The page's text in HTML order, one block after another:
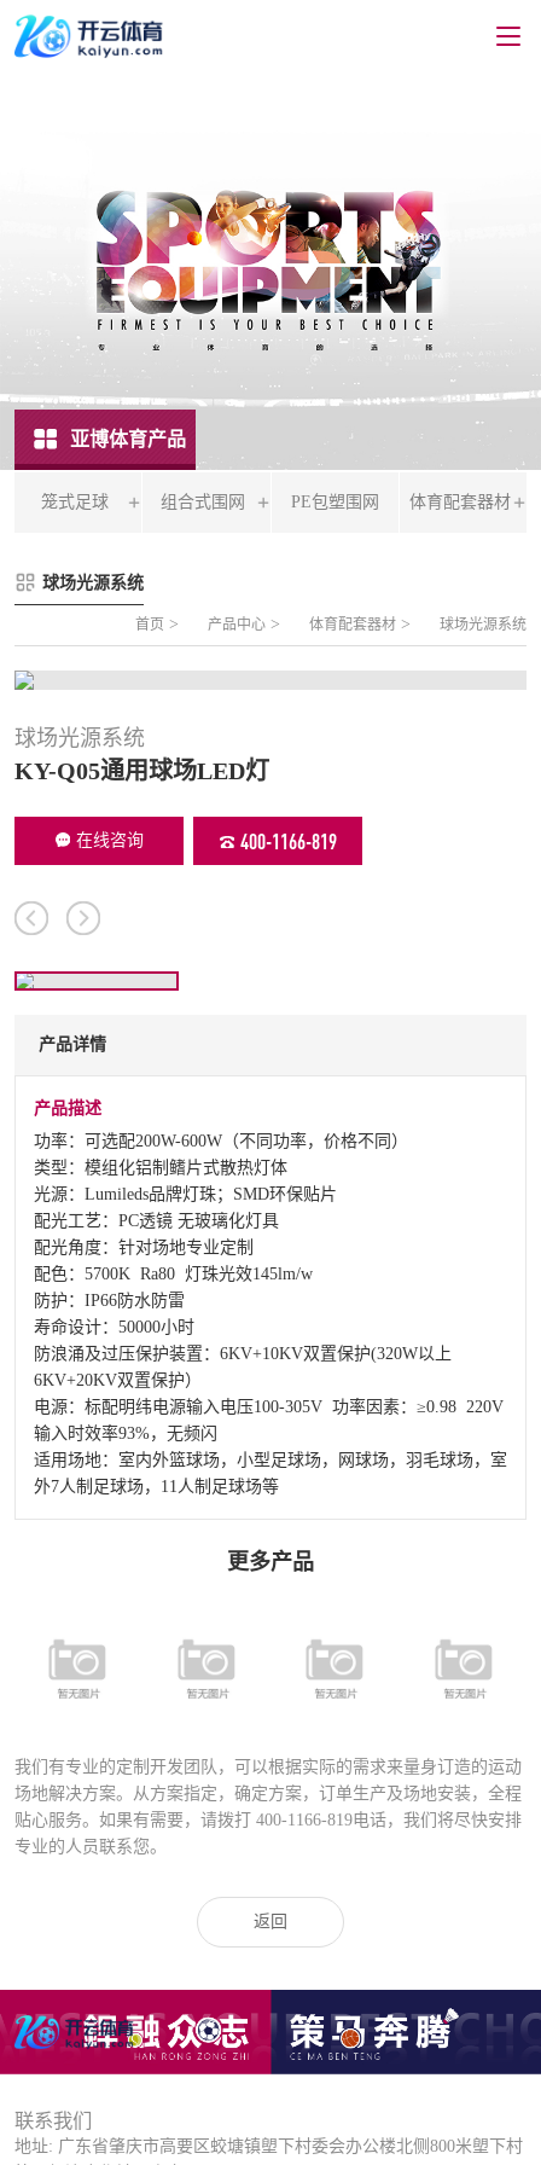
亚博体育产品
笼式足球
FLZ-B 夹芯板笼式足球
FLZ-C 半格栅笼式足球
FLZ-D PE包塑笼式足球
组合式围网
片装组合式围网
PE包塑围网 体育配套器材
球场光源系统
首页 > 产品中心 > 体育配套器材 > 球场光源系统
球场光源系统
KY-Q05通用球场LED灯
在线咨询 400-1166-819
产品详情
产品描述
功率：可选配200W-600W（不同功率，价格不同）
类型：模组化铝制鳍片式散热灯体
光源：Lumileds品牌灯珠；SMD环保贴片
配光工艺：PC透镜 无玻璃化灯具
配光角度：针对场地专业定制
配色：5700K Ra80 灯珠光效145lm/w
防护：IP66防水防雷
寿命设计：50000小时
防浪涌及过压保护装置：6KV+10KV双置保护(320W以上
6KV+20KV双置保护）
电源：标配明纬电源输入电压100-305V 功率因素：≥0.98 220V
输入时效率93%，无频闪
适用场地：室内外篮球场，小型足球场，网球场，羽毛球场，室
外7人制足球场，11人制足球场等
更多产品
铝合金专业足
球场专用灯
（高级定制）
FYD-400铝合
金压铸灯具
（直泡）
FYD-1000铝合
金压铸灯具
（圆泡）
FD-027A运动
场专业灯具
我们有专业的定制开发团队，可以根据实际的需求来量身订造的运动
场地解决方案。从方案指定，确定方案，订单生产及场地安装，全程
贴心服务。如果有需要，请拨打 400-1166-819电话，我们将尽快安排
专业的人员联系您。
返回
联系我们
地址: 广东省肇庆市高要区蛟塘镇塱下村委会办公楼北侧800米塱下村